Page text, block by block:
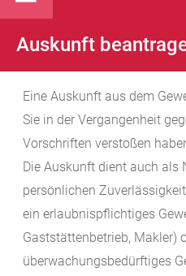
Auskunft
Eine Auskunft aus dem
Sie in der Vergangenheit
Vorschriften verstoßen
Die Auskunft dient auch als
persönlichen
ein erlaubnispflichtiges
Gaststättenbetrieb, Makler)
überwachungsbedürftiges